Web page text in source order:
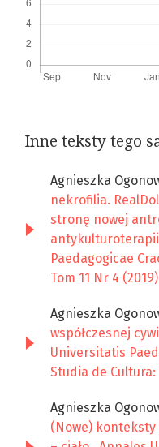
Inne teksty tego
Agnieszka
nekrofilia.
stronę nowej
antykulturoterapii
Paedagogicae
Tom 11 Nr 4 (2019)
Agnieszka
współczesnej
Universitatis
Studia de Cultura:
Agnieszka
(Nowe)